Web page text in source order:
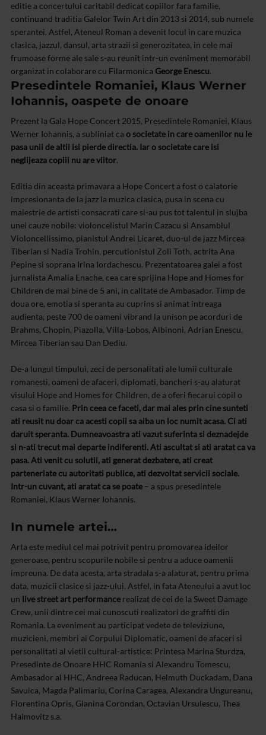
editie a concertului caritabil dedicat copiilor fara familie,
continuand traditia Galelor Twin Art din 2013 si 2014, sub numele
sperantei. Astfel, Ateneul Roman a devenit locul in care muzica
clasica, jazzul, dansul, arta strazii si generozitatea, in cele mai
frumoase forme ale sale s-au reunit intr-un eveniment memorabil
organizat in colaborare cu Filarmonica George Enescu.
Presedintele Romaniei, Klaus Werner
Iohannis, oaspete de onoare
Prezent la Gala Hope Concert 2015, Presedintele Romaniei, Klaus
Werner Iohannis, a subliniat ca o societate in care oamenilor nu le
pasa unii de altii isi pierde directia. Iar o societate care isi
neglijeaza copiii nu are viitor.
Editia din aceasta primavara a Hope Concert a fost o calatorie
impresionanta de la jazz la muzica clasica, pusa in scena cu
maiestrie de artisti consacrati care si-au pus tot talentul in slujba
unei cauze nobile: violoncelistul Marin Cazacu si Ansamblul
Violoncellissimo, pianistul Andrei Licaret, duo-ul de jazz Mircea
Tiberian si Nadia Trohin, percutionistul Zoli Toth, actrita Ana
Pepine si soprana Irina Iordachescu. Prezentatoarea galei a fost
jurnalista Amalia Enache, cea care sprijina Hope and Homes for
Children de mai bine de 5 ani, in calitate de Ambasador. Timp de
doua ore, emotia si speranta au cuprins si animat intreaga
audienta, peste 700 de oameni vibrand la unison pe acorduri de
Brahms, Chopin, Piazolla, Villa-Lobos, Albinoni, Adrian Enescu,
Mircea Tiberian sau Dan Dediu.
De-a lungul timpului, zeci de personalitati ale lumii culturale
romanesti, oameni de afaceri, diplomati, bancheri s-au alaturat
visului Hope and Homes for Children, de a oferi fiecarui copil o
casa si o familie. Prin ceea ce faceti, dar mai ales prin cine sunteti
ati reusit nu doar ca acesti copii sa aiba un loc numit acasa. Ci ati
daruit speranta. Dumneavoastra ati vazut suferinta si deznadejde
si n-ati trecut mai departe indiferenti. Ati ascultat si ati aratat ca va
pasa. Ati venit cu solutii, ati generat dezbatere, ati creat
parteneriate cu autoritati publice, ati dezvoltat servicii sociale.
Intr-un cuvant, ati aratat ca se poate – a spus presedintele
Romaniei, Klaus Werner Iohannis.
In numele artei…
Arta este mediul cel mai potrivit pentru promovarea ideilor
generoase, pentru scopurile nobile si pentru a aduce oamenii
impreuna. De data acesta, arta stradala s-a alaturat, pentru prima
data, muzicii clasice si jazz-ului. Astfel, in fata Ateneului a avut loc
un live street art performance realizat de cei de la Sweet Damage
Crew, unii dintre cei mai cunoscuti realizatori de graffiti din
Romania. La eveniment au participat vedete de televiziune,
muzicieni, membri ai Corpului Diplomatic, oameni de afaceri si
personalitati al vietii cultural-artistice: Printesa Marina Sturdza,
Presedinte de Onoare HHC Romania si Alexandru Tomescu,
Ambasador al HHC, Andreea Raducan, Helmuth Duckadam, Dana
Savuica, Magda Palimariu, Corina Caragea, Alexandra Ungureanu,
Florentina Opris, Gianina Corondan, Octavian Ursulescu, Thea
Haimovitz s.a.